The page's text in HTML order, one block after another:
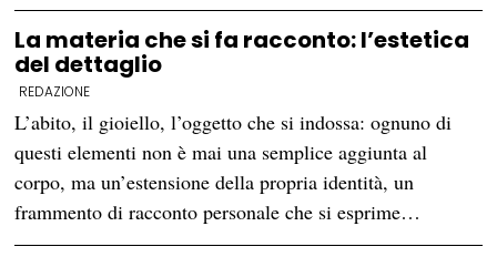
La materia che si fa racconto: l’estetica
del dettaglio
REDAZIONE
L’abito, il gioiello, l’oggetto che si indossa: ognuno di
questi elementi non è mai una semplice aggiunta al
corpo, ma un’estensione della propria identità, un
frammento di racconto personale che si esprime…